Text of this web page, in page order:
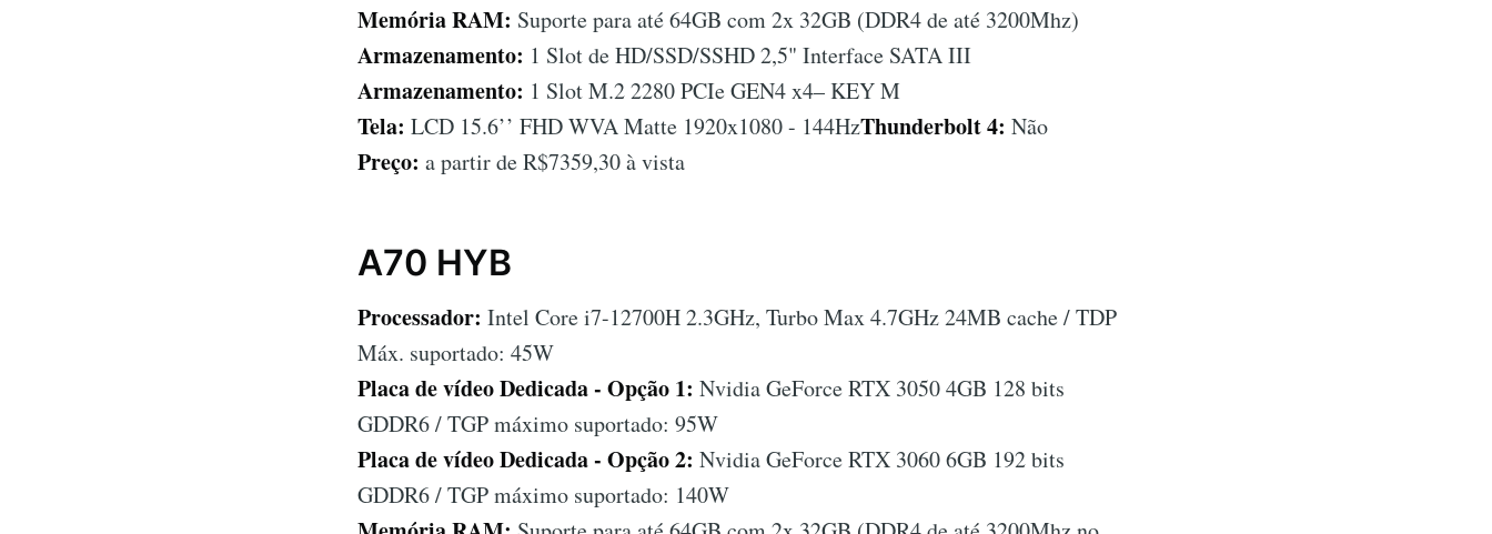
Memória RAM: Suporte para até 64GB com 2x 32GB (DDR4 de até 3200Mhz)
Armazenamento: 1 Slot de HD/SSD/SSHD 2,5" Interface SATA III
Armazenamento: 1 Slot M.2 2280 PCIe GEN4 x4– KEY M
Tela: LCD 15.6’’ FHD WVA Matte 1920x1080 - 144HzThunderbolt 4: Não
Preço: a partir de R$7359,30 à vista
A70 HYB
Processador: Intel Core i7-12700H 2.3GHz, Turbo Max 4.7GHz 24MB cache / TDP
Máx. suportado: 45W
Placa de vídeo Dedicada - Opção 1: Nvidia GeForce RTX 3050 4GB 128 bits
GDDR6 / TGP máximo suportado: 95W
Placa de vídeo Dedicada - Opção 2: Nvidia GeForce RTX 3060 6GB 192 bits
GDDR6 / TGP máximo suportado: 140W